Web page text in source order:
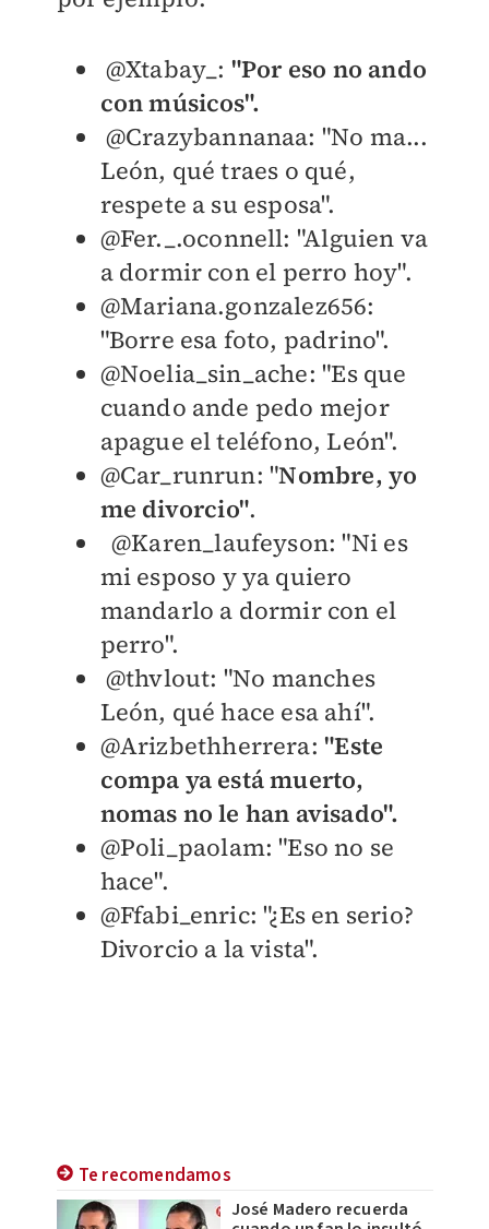
@Xtabay_: "Por eso no ando
con músicos".
@Crazybannanaa: "No ma...
León, qué traes o qué,
respete a su esposa".
@Fer._.oconnell: "Alguien va
a dormir con el perro hoy".
@Mariana.gonzalez656:
"Borre esa foto, padrino".
@Noelia_sin_ache: "Es que
cuando ande pedo mejor
apague el teléfono, León".
@Car_runrun: "Nombre, yo
me divorcio".
@Karen_laufeyson: "Ni es
mi esposo y ya quiero
mandarlo a dormir con el
perro".
@thvlout: "No manches
León, qué hace esa ahí".
@Arizbethherrera:"Este
compa ya está muerto,
nomas no le han avisado".
@Poli_paolam: "Eso no se
hace".
@Ffabi_enric: "¿Es en serio?
Divorcio a la vista".
Te recomendamos
José Madero recuerda